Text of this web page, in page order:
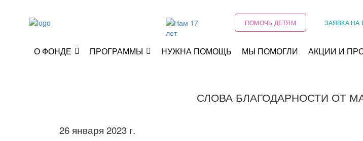
ПОМОЧЬ ДЕТЯМ ЗАЯВКА
О ФОНДЕ ПРОГРАММЫ НУЖНА ПОМОЩЬ МЫ ПОМОГЛИ АКЦИИ И
СЛОВА БЛАГОДАРНОСТИ ОТ
26 января 2023 г.